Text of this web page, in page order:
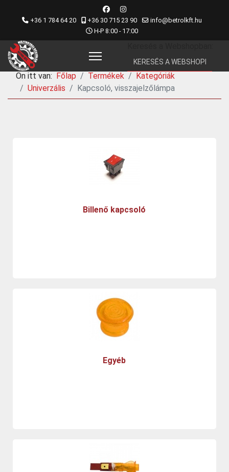
+36 1 784 64 20 +36 30 715 23 90
info@betrolkft.hu
H-P 8:00 - 17:00
Ön itt van: Főlap Termékek
Kategóriák
Univerzális
Kapcsoló, visszajelzőlámpa
Billenő kapcsoló
Egyéb